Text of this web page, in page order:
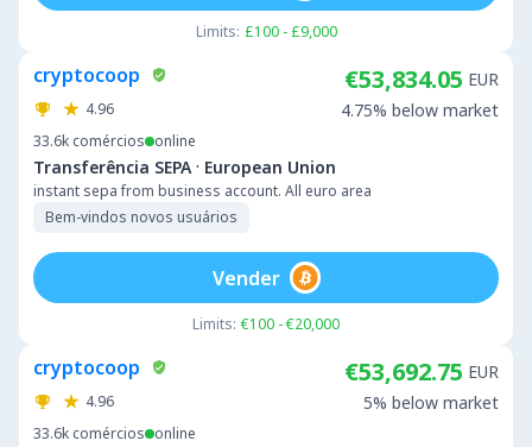
Limits: £100 - £9,000
cryptocoop
4.96
33.6k comércios online
Transferência SEPA · European Union
instant sepa from business account. All euro area
Bem-vindos novos usuários
€53,834.05 EUR
4.75% below market
Limits: €100 - €20,000
Vender
cryptocoop
4.96
33.6k comércios online
€53,692.75 EUR
5% below market